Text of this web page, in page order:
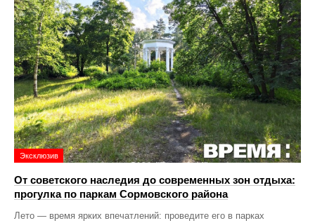
Эксклюзив
От советского наследия до современных зон отдыха:
прогулка по паркам Сормовского района
Лето — время ярких впечатлений: проведите его в парках